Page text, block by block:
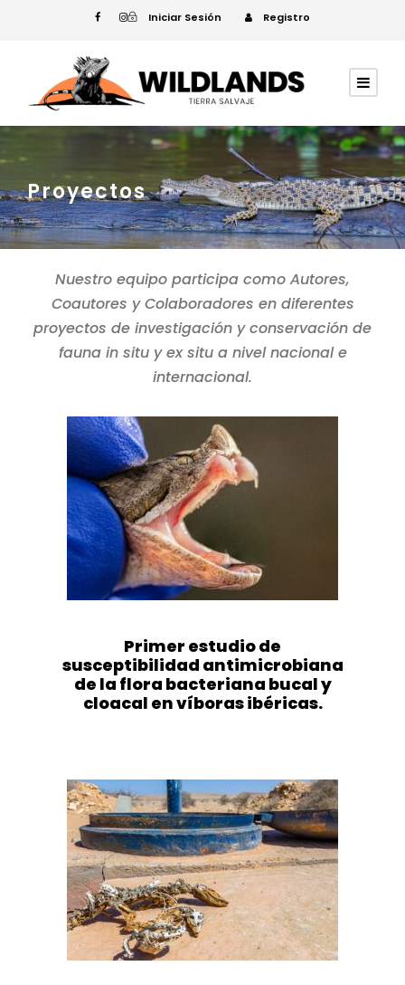
Iniciar Sesión Registro
Proyectos
Nuestro equipo participa como Autores,
Coautores y Colaboradores en diferentes
proyectos de investigación y conservación de
fauna in situ y ex situ a nivel nacional e
internacional.
Primer estudio de
susceptibilidad antimicrobiana
de la flora bacteriana bucal y
cloacal en víboras ibéricas.